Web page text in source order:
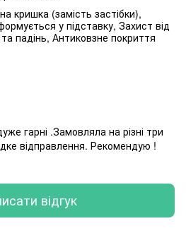
кришка (замість застібки),
у підставку, Захист від
та падінь, Антиковзне покриття
гарні .Замовляла на різні три
відправлення. Рекомендую !
відгук